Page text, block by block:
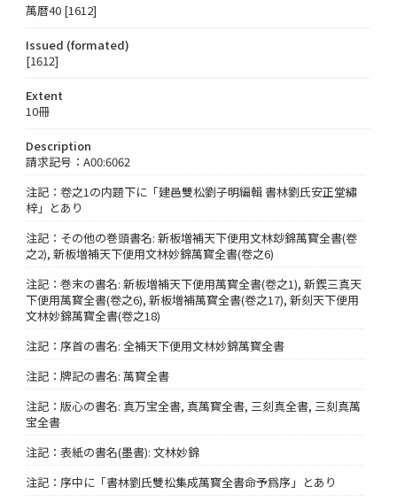
萬暦40 [1612]
Issued (formated)
[1612]
Extent
10冊
Description
請求記号：A00:6062
注記：卷之1の内題下に「建邑雙松劉子明編輯 書林劉氏安正堂繡
梓」とあり
注記：その他の巻頭書名: 新板増補天下便用文林玅錦萬寳全書(卷
之2), 新板増補天下便用文林妙錦萬寳全書(卷之6)
注記：巻末の書名: 新板増補天下便用萬寳全書(卷之1), 新鍥三真天
下便用萬寳全書(卷之6), 新板増補萬寳全書(卷之17), 新刻天下便用
文林妙錦萬寳全書(卷之18)
注記：序首の書名: 全補天下便用文林妙錦萬寳全書
注記：牌記の書名: 萬寳全書
注記：版心の書名: 真万宝全書, 真萬寳全書, 三刻真全書, 三刻真萬
宝全書
注記：表紙の書名(墨書): 文林妙錦
注記：序中に「書林劉氏雙松集成萬寳全書命予爲序」とあり